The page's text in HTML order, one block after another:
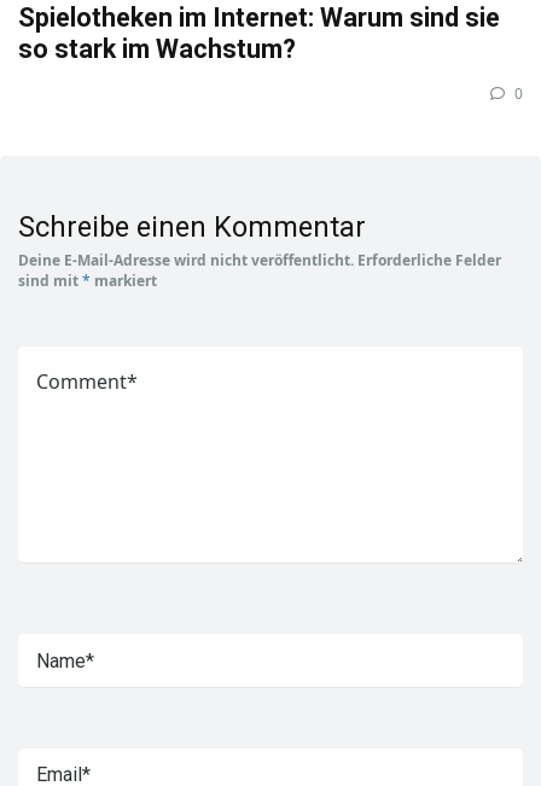
Spielotheken im Internet: Warum sind sie
so stark im Wachstum?
0
Schreibe einen Kommentar
Deine E-Mail-Adresse wird nicht veröffentlicht. Erforderliche Felder
sind mit* markiert